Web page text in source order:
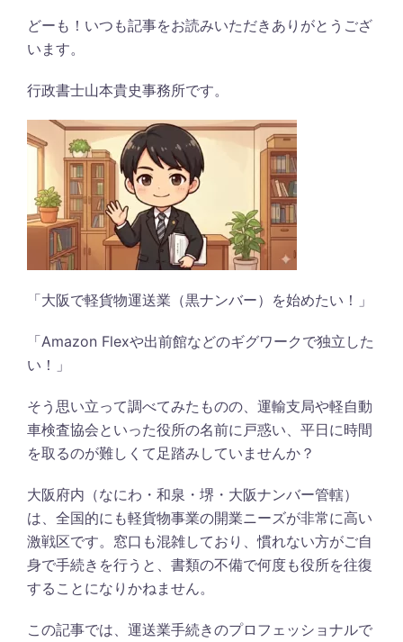
どーも！いつも記事をお読みいただきありがとうござ
います。
行政書士山本貴史事務所です。
「大阪で軽貨物運送業（黒ナンバー）を始めたい！」
「Amazon Flexや出前館などのギグワークで独立した
い！」
そう思い立って調べてみたものの、運輸支局や軽自動
車検査協会といった役所の名前に戸惑い、平日に時間
を取るのが難しくて足踏みしていませんか？
大阪府内（なにわ・和泉・堺・大阪ナンバー管轄）
は、全国的にも軽貨物事業の開業ニーズが非常に高い
激戦区です。窓口も混雑しており、慣れない方がご自
身で手続きを行うと、書類の不備で何度も役所を往復
することになりかねません。
この記事では、運送業手続きのプロフェッショナルで